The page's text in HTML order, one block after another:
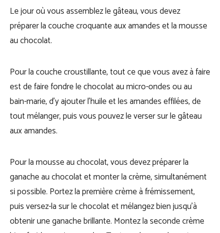
Le jour où vous assemblez le gâteau, vous devez
préparer la couche croquante aux amandes et la mousse
au chocolat.
Pour la couche croustillante, tout ce que vous avez à faire
est de faire fondre le chocolat au micro-ondes ou au
bain-marie, d’y ajouter l’huile et les amandes effilées, de
tout mélanger, puis vous pouvez le verser sur le gâteau
aux amandes.
Pour la mousse au chocolat, vous devez préparer la
ganache au chocolat et monter la crème, simultanément
si possible. Portez la première crème à frémissement,
puis versez-la sur le chocolat et mélangez bien jusqu’à
obtenir une ganache brillante. Montez la seconde crème